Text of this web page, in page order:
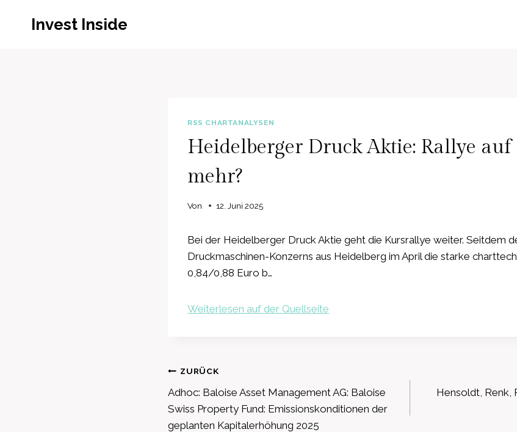
Invest Inside
RSS CHARTANALYSEN
Heidelberger Druck Aktie: Rallye
mehr?
Von 12. Juni 2025
Bei der Heidelberger Druck Aktie geht die Kursrallye weiter. Seitdem
Druckmaschinen-Konzerns aus Heidelberg im April die starke
0,84/0,88 Euro b…
Weiterlesen auf der Quellseite
Beitragsnavigation
ZURÜCK
Adhoc: Baloise Asset Management AG: Baloise
Swiss Property Fund: Emissionskonditionen der
geplanten Kapitalerhöhung 2025
Hensoldt, Renk,